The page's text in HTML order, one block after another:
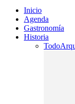
Inicio
Agenda
Gastronomía
Historia
Todo